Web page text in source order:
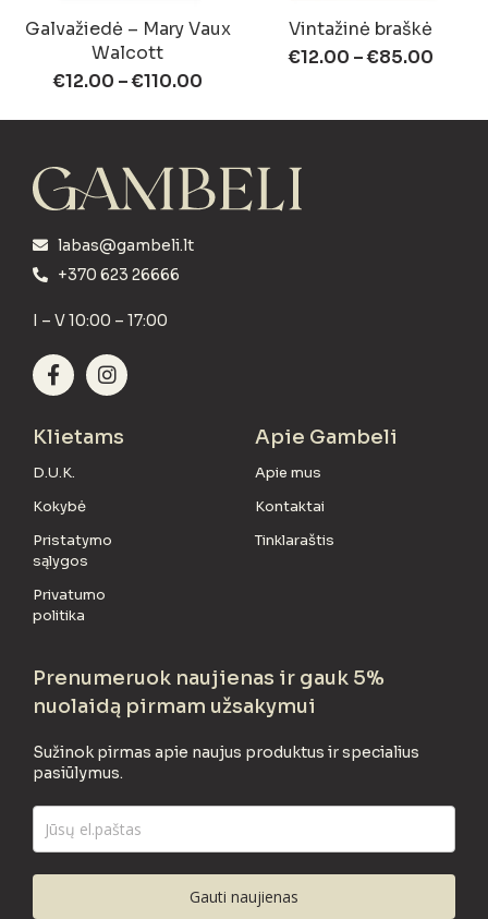
Galvažiedė – Mary Vaux
Walcott
€12.00 –€110.00
Vintažinė braškė
€12.00 –€85.00
labas@gambeli.lt
+370 623 26666
I – V 10:00 – 17:00
Klietams
D.U.K.
Kokybė
Pristatymo
sąlygos
Privatumo
politika
Apie Gambeli
Apie mus
Kontaktai
Tinklaraštis
Prenumeruok naujienas ir gauk 5%
nuolaidą pirmam užsakymui
Sužinok pirmas apie naujus produktus ir specialius
pasiūlymus.
Gauti naujienas